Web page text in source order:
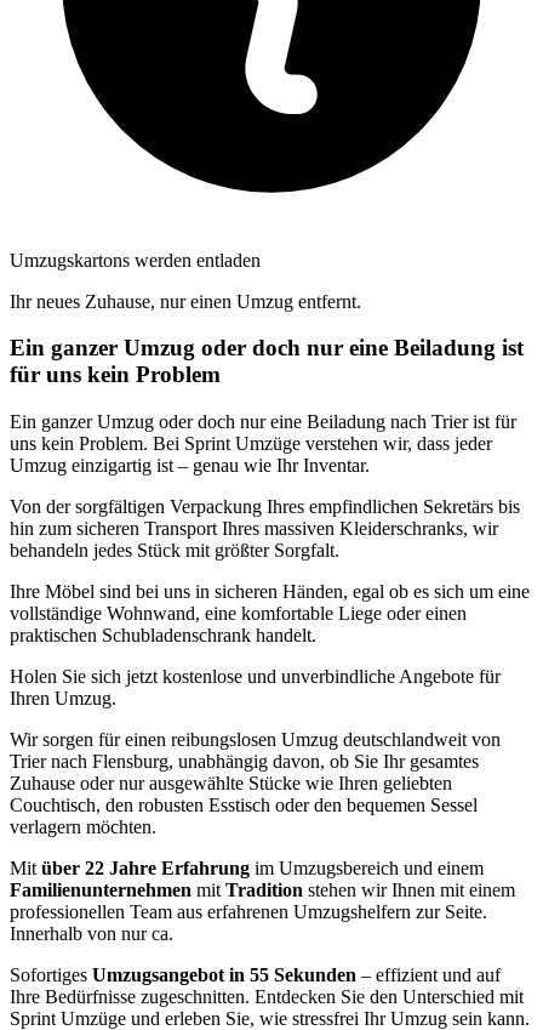
Umzugskartons werden entladen
Ihr neues Zuhause, nur einen Umzug entfernt.
Ein ganzer Umzug oder doch nur eine Beiladung ist
für uns kein Problem
Ein ganzer Umzug oder doch nur eine Beiladung nach Trier ist für
uns kein Problem. Bei Sprint Umzüge verstehen wir, dass jeder
Umzug einzigartig ist – genau wie Ihr Inventar.
Von der sorgfältigen Verpackung Ihres empfindlichen Sekretärs bis
hin zum sicheren Transport Ihres massiven Kleiderschranks, wir
behandeln jedes Stück mit größter Sorgfalt.
Ihre Möbel sind bei uns in sicheren Händen, egal ob es sich um eine
vollständige Wohnwand, eine komfortable Liege oder einen
praktischen Schubladenschrank handelt.
Holen Sie sich jetzt kostenlose und unverbindliche Angebote für
Ihren Umzug.
Wir sorgen für einen reibungslosen Umzug deutschlandweit von
Trier nach Flensburg, unabhängig davon, ob Sie Ihr gesamtes
Zuhause oder nur ausgewählte Stücke wie Ihren geliebten
Couchtisch, den robusten Esstisch oder den bequemen Sessel
verlagern möchten.
Mit über 22 Jahre Erfahrung im Umzugsbereich und einem
Familienunternehmen mit Tradition stehen wir Ihnen mit einem
professionellen Team aus erfahrenen Umzugshelfern zur Seite.
Innerhalb von nur ca.
Sofortiges Umzugsangebot in 55 Sekunden – effizient und auf
Ihre Bedürfnisse zugeschnitten. Entdecken Sie den Unterschied mit
Sprint Umzüge und erleben Sie, wie stressfrei Ihr Umzug sein kann.